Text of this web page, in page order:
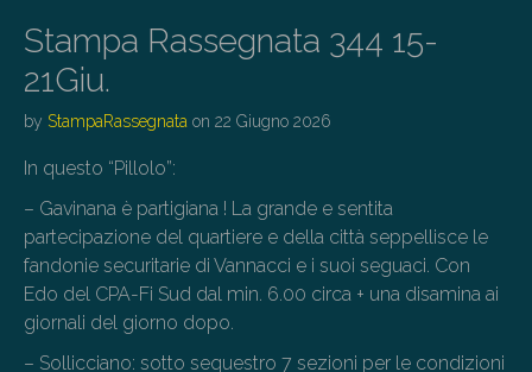
Stampa Rassegnata 344 15-
21Giu.
by StampaRassegnata on 22 Giugno 2026
In questo “Pillolo”:
– Gavinana è partigiana ! La grande e sentita
partecipazione del quartiere e della città seppellisce le
fandonie securitarie di Vannacci e i suoi seguaci. Con
Edo del CPA-Fi Sud dal min. 6.00 circa + una disamina ai
giornali del giorno dopo.
– Sollicciano: sotto sequestro 7 sezioni per le condizioni